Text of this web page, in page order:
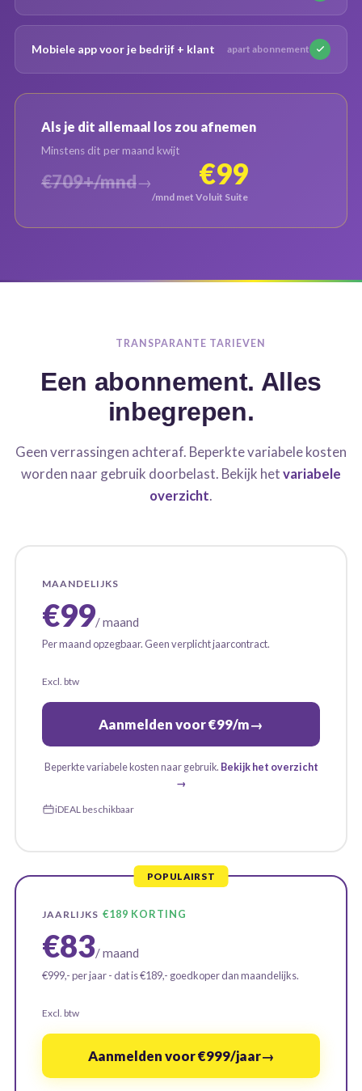
Mobiele app voor je bedrijf + klant apart abonnement
Als je dit allemaal los zou afnemen
Minstens dit per maand kwijt
€709+/mnd→ €99
/mnd met Voluit Suite
TRANSPARANTE TARIEVEN
Een abonnement. Alles
inbegrepen.
Geen verrassingen achteraf. Beperkte variabele kosten
worden naar gebruik doorbelast. Bekijk hetvariabele
overzicht.
MAANDELIJKS
€99/ maand
Per maand opzegbaar. Geen verplicht jaarcontract.
Excl. btw
Aanmelden voor €99/m
Beperkte variabele kosten naar gebruik. Bekijk het overzicht
→
iDEAL beschikbaar
JAARLIJKS€189 KORTING
€83/ maand
€999,- per jaar - dat is €189,- goedkoper dan maandelijks.
Excl. btw
Aanmelden voor €999/jaar